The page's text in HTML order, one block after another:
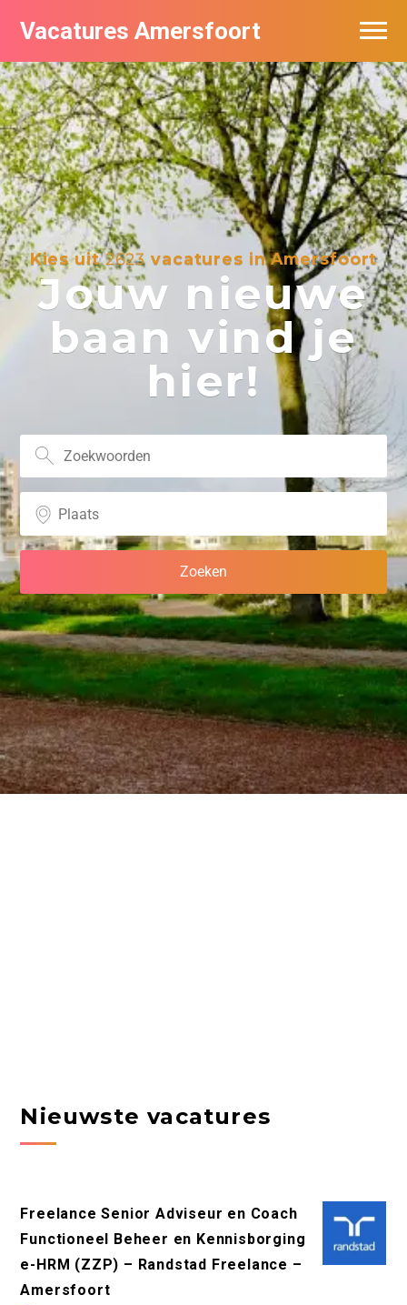
Vacatures Amersfoort
Kies uit2623 vacatures in Amersfoort
Jouw nieuwe
baan vind je
hier!
Nieuwste vacatures
Freelance Senior Adviseur en Coach
Functioneel Beheer en Kennisborging
e-HRM (ZZP) – Randstad Freelance –
Amersfoort
Vacatures per bedrijf
De populairste vacatures in Amersfoort
Nieuwsbrief feed